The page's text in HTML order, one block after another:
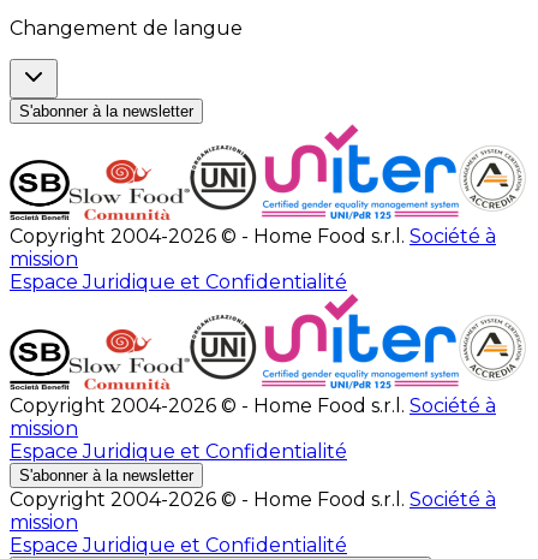
Changement de langue
S'abonner à la newsletter
Copyright 2004-2026 © - Home Food s.r.l. Société à
mission
Espace Juridique et Confidentialité
Copyright 2004-2026 © - Home Food s.r.l. Société à
mission
Espace Juridique et Confidentialité
S'abonner à la newsletter
Copyright 2004-2026 © - Home Food s.r.l. Société à
mission
Espace Juridique et Confidentialité